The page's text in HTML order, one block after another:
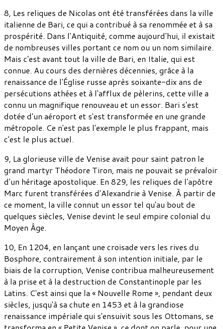
8, Les reliques de Nicolas ont été transférées dans la ville
italienne de Bari, ce qui a contribué à sa renommée et à sa
prospérité. Dans l'Antiquité, comme aujourd'hui, il existait
de nombreuses villes portant ce nom ou un nom similaire.
Mais c'est avant tout la ville de Bari, en Italie, qui est
connue. Au cours des dernières décennies, grâce à la
renaissance de l'Église russe après soixante-dix ans de
persécutions athées et à l'afflux de pèlerins, cette ville a
connu un magnifique renouveau et un essor. Bari s'est
dotée d'un aéroport et s'est transformée en une grande
métropole. Ce n'est pas l'exemple le plus frappant, mais
c'est le plus actuel.
9, La glorieuse ville de Venise avait pour saint patron le
grand martyr Théodore Tiron, mais ne pouvait se prévaloir
d'un héritage apostolique. En 829, les reliques de l'apôtre
Marc furent transférées d'Alexandrie à Venise. À partir de
ce moment, la ville connut un essor tel qu'au bout de
quelques siècles, Venise devint le seul empire colonial du
Moyen Âge.
10, En 1204, en lançant une croisade vers les rives du
Bosphore, contrairement à son intention initiale, par le
biais de la corruption, Venise contribua malheureusement
à la prise et à la destruction de Constantinople par les
Latins. C'est ainsi que la « Nouvelle Rome », pendant deux
siècles, jusqu'à sa chute en 1453 et à la grandiose
renaissance impériale qui s'ensuivit sous les Ottomans, se